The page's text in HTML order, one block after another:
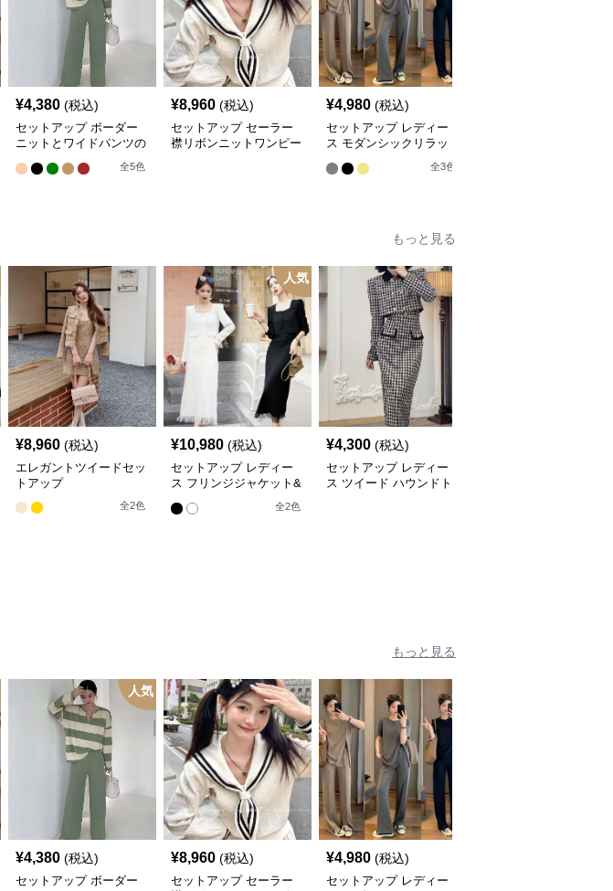
¥4,380 (税込)
セットアップ ボーダー
ニットとワイドパンツの
全5色
¥8,960 (税込)
セットアップ セーラー
襟リボンニットワンピー
¥4,980 (税込)
セットアップ レディー
ス モダンシックリラッ
全3色
もっと見る
¥8,960 (税込)
エレガントツイードセッ
トアップ
全2色
人気
¥10,980 (税込)
セットアップ レディー
ス フリンジジャケット&
フリンジロングスカート
ツイードセットアップ
全2色
¥4,300 (税込)
セットアップ レディー
ス ツイード ハウンドト
もっと見る
人気
¥4,380 (税込)
セットアップ ボーダー
¥8,960 (税込)
セットアップ セーラー
¥4,980 (税込)
セットアップ レディー